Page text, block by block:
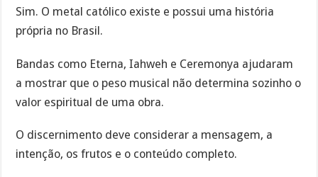
Sim. O metal católico existe e possui uma história
própria no Brasil.
Bandas como Eterna, Iahweh e Ceremonya ajudaram
a mostrar que o peso musical não determina sozinho o
valor espiritual de uma obra.
O discernimento deve considerar a mensagem, a
intenção, os frutos e o conteúdo completo.